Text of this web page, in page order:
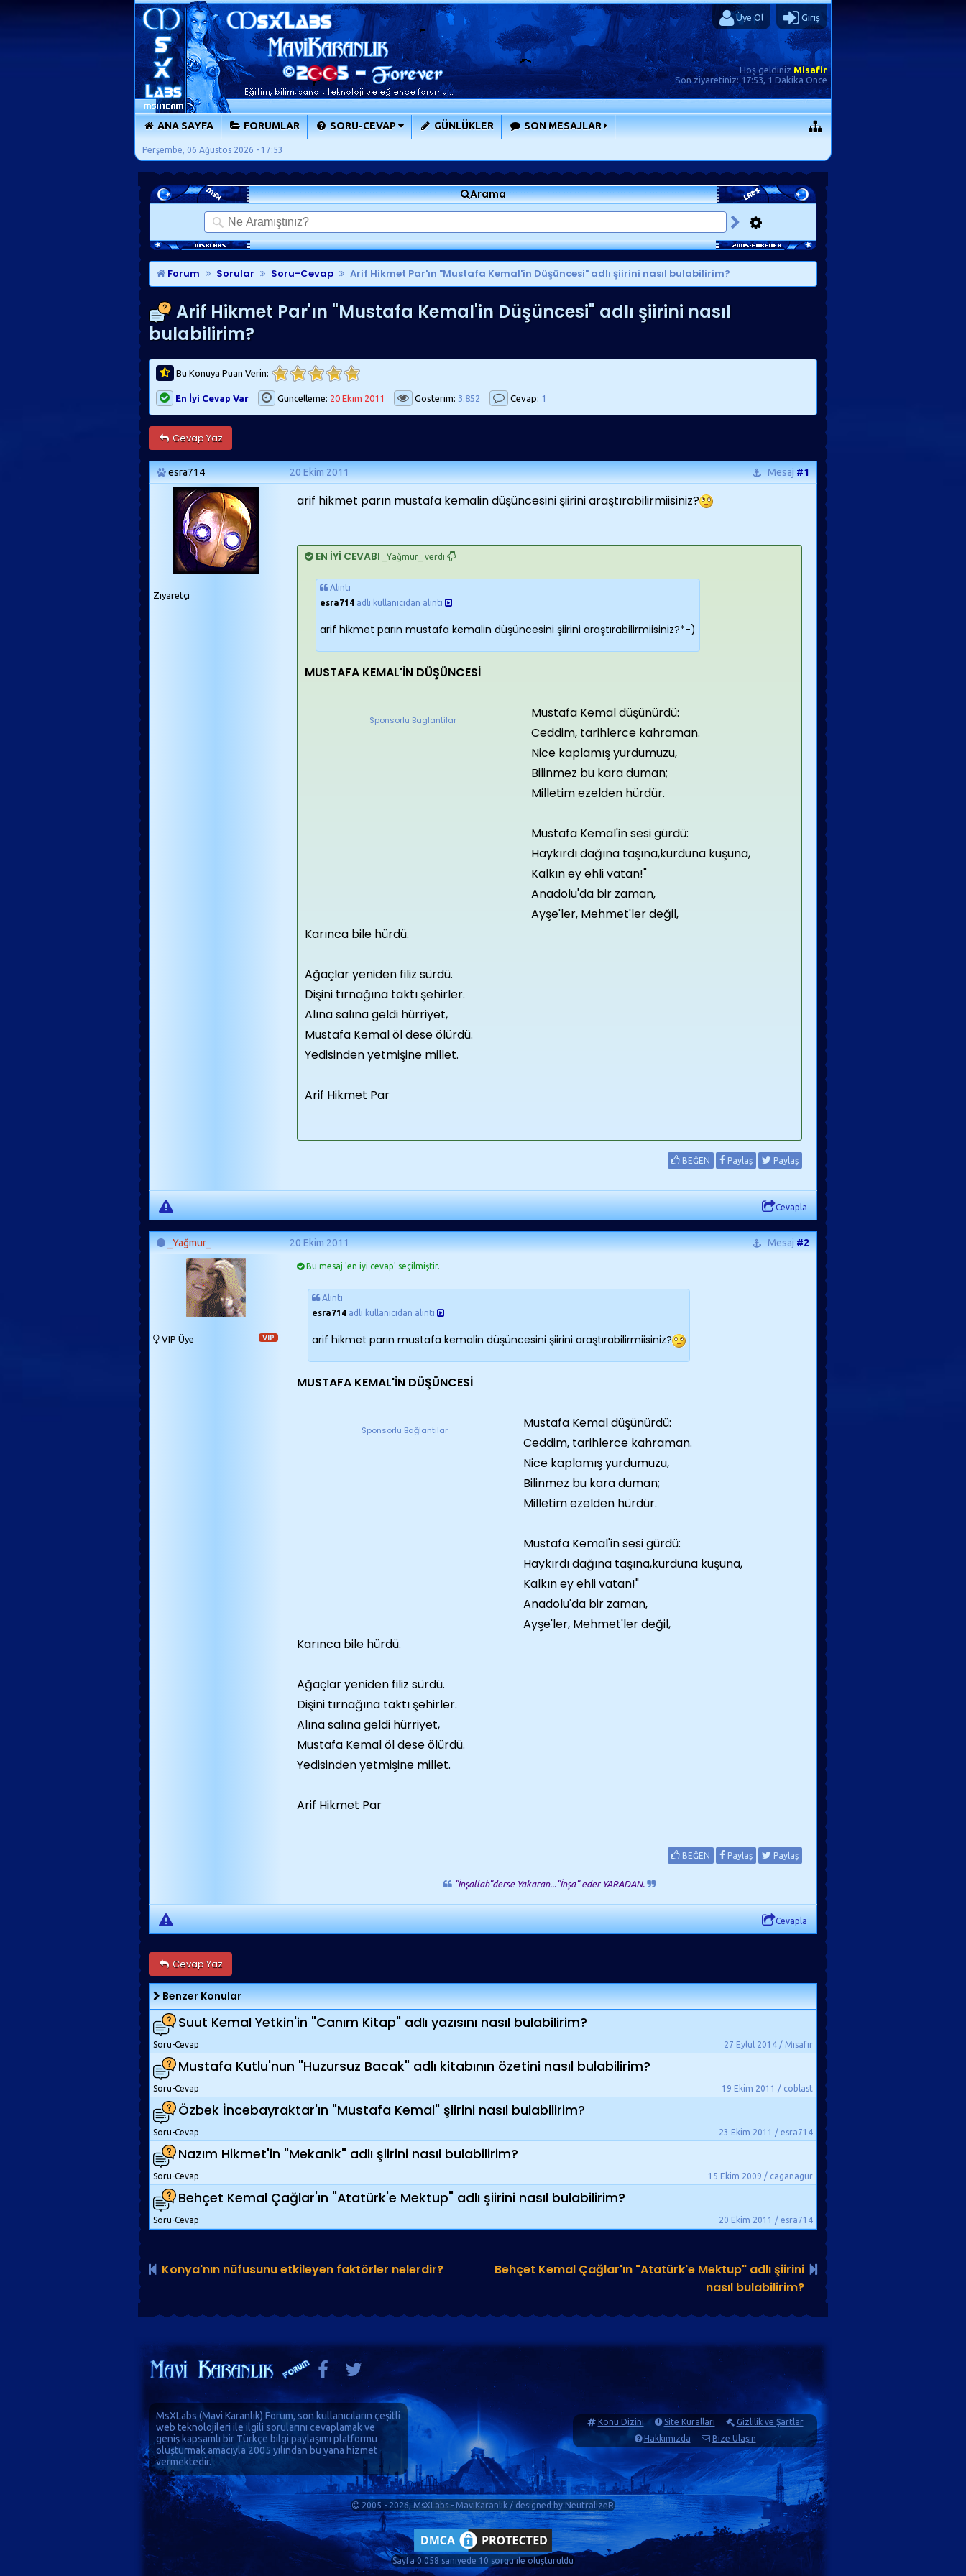
Üye Ol Giriş
Hoş geldiniz Misafir
Son ziyaretiniz:17:53, 1 Dakika Önce
ANA SAYFA FORUMLAR SORU-CEVAP GÜNLÜKLER SON MESAJLAR
Perşembe, 06 Ağustos 2026 - 17:53
Arama
Forum Sorular Soru-Cevap Arif Hikmet Par'ın "Mustafa Kemal'in Düşüncesi" adlı şiirini nasıl bulabilirim?
Arif Hikmet Par'ın "Mustafa Kemal'in Düşüncesi" adlı şiirini nasıl
bulabilirim?
Bu Konuya Puan Verin:
En İyi Cevap Var Güncelleme: 20 Ekim 2011 Gösterim: 3.852 Cevap: 1
Cevap Yaz
esra714 20 Ekim 2011 Mesaj#1
Ziyaretçi
arif hikmet parın mustafa kemalin düşüncesini şiirini araştırabilirmiisiniz?
EN İYİ CEVABI _Yağmur_ verdi
Alıntı
esra714 adlı kullanıcıdan alıntı
arif hikmet parın mustafa kemalin düşüncesini şiirini araştırabilirmiisiniz?*-)
MUSTAFA KEMAL'İN DÜŞÜNCESİ
Sponsorlu Baglantilar
Mustafa Kemal düşünürdü:
Ceddim, tarihlerce kahraman.
Nice kaplamış yurdumuzu,
Bilinmez bu kara duman;
Milletim ezelden hürdür.
Mustafa Kemal'in sesi gürdü:
Haykırdı dağına taşına,kurduna kuşuna,
Kalkın ey ehli vatan!"
Anadolu'da bir zaman,
Ayşe'ler, Mehmet'ler değil,
Karınca bile hürdü.
Ağaçlar yeniden filiz sürdü.
Dişini tırnağına taktı şehirler.
Alına salına geldi hürriyet,
Mustafa Kemal öl dese ölürdü.
Yedisinden yetmişine millet.
Arif Hikmet Par
BEĞEN Paylaş Paylaş
Cevapla
_Yağmur_ 20 Ekim 2011 Mesaj#2
VIP
VIP Üye
Bu mesaj 'en iyi cevap' seçilmiştir.
Alıntı
esra714 adlı kullanıcıdan alıntı
arif hikmet parın mustafa kemalin düşüncesini şiirini araştırabilirmiisiniz?
MUSTAFA KEMAL'İN DÜŞÜNCESİ
Sponsorlu Bağlantılar
Mustafa Kemal düşünürdü:
Ceddim, tarihlerce kahraman.
Nice kaplamış yurdumuzu,
Bilinmez bu kara duman;
Milletim ezelden hürdür.
Mustafa Kemal'in sesi gürdü:
Haykırdı dağına taşına,kurduna kuşuna,
Kalkın ey ehli vatan!"
Anadolu'da bir zaman,
Ayşe'ler, Mehmet'ler değil,
Karınca bile hürdü.
Ağaçlar yeniden filiz sürdü.
Dişini tırnağına taktı şehirler.
Alına salına geldi hürriyet,
Mustafa Kemal öl dese ölürdü.
Yedisinden yetmişine millet.
Arif Hikmet Par
BEĞEN Paylaş Paylaş
"İnşallah"derse Yakaran..."İnşa" eder YARADAN.
Cevapla
Cevap Yaz
Benzer Konular
Suut Kemal Yetkin'in "Canım Kitap" adlı yazısını nasıl bulabilirim?
27 Eylül 2014 / Misafir
Soru-Cevap
Mustafa Kutlu'nun "Huzursuz Bacak" adlı kitabının özetini nasıl bulabilirim?
19 Ekim 2011 / coblast
Soru-Cevap
Özbek İncebayraktar'ın "Mustafa Kemal" şiirini nasıl bulabilirim?
23 Ekim 2011 / esra714
Soru-Cevap
Nazım Hikmet'in "Mekanik" adlı şiirini nasıl bulabilirim?
15 Ekim 2009 / caganagur
Soru-Cevap
Behçet Kemal Çağlar'ın "Atatürk'e Mektup" adlı şiirini nasıl bulabilirim?
20 Ekim 2011 / esra714
Soru-Cevap
Konya'nın nüfusunu etkileyen faktörler nelerdir?
Behçet Kemal Çağlar'ın "Atatürk'e Mektup" adlı şiirini
nasıl bulabilirim?
MsXLabs (Mavi Karanlık) Forum, son kullanıcıların çeşitli
web teknolojileri ile ilgili sorularını cevaplamak ve
geniş kapsamlı bir Türkçe bilgi paylaşımı platformu
oluşturmak amacıyla 2005 yılından bu yana hizmet
vermektedir.
Konu Dizini Site Kuralları
Gizlilik ve Şartlar
Hakkımızda
Bize Ulaşın
2005 - 2026, MsXLabs - MaviKaranlık / designed by NeutralizeR
Sayfa 0.058 saniyede 10 sorgu ile oluşturuldu